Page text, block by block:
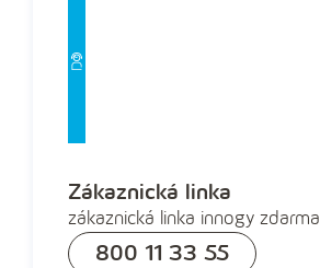
Zákaznická linka
zákaznická linka innogy zdarma
800 11 33 55